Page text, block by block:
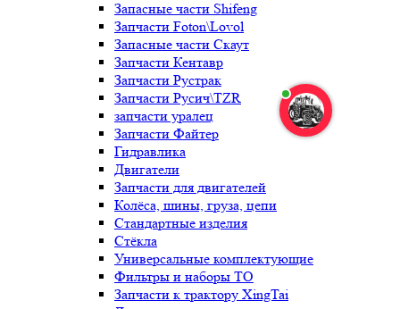
Запасные части Shifeng
Запчасти Foton\Lovol
Запасные части Скаут
Запчасти Кентавр
Запчасти Рустрак
Запчасти Русич\TZR
запчасти уралец
Запчасти Файтер
Гидравлика
Двигатели
Запчасти для двигателей
Колёса, шины, груза, цепи
Стандартные изделия
Стёкла
Универсальные комплектующие
Фильтры и наборы ТО
Запчасти к трактору XingTai